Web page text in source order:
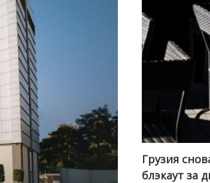
Грузия
блэкаут за